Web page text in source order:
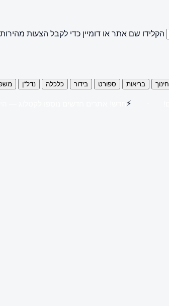
הקלידו שם אתר או דומיין כדי לקבל הצעות
חינוך בריאות ספורט בידור כלכלה נדל"ן
⚡